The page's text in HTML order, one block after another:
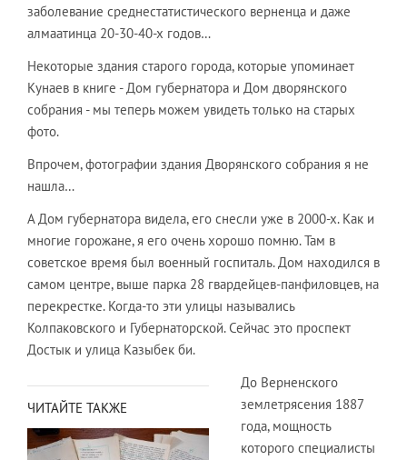
заболевание среднестатистического верненца и даже
алмаатинца 20-30-40-х годов…
Некоторые здания старого города, которые упоминает
Кунаев в книге - Дом губернатора и Дом дворянского
собрания - мы теперь можем увидеть только на старых
фото.
Впрочем, фотографии здания Дворянского собрания я не
нашла…
А Дом губернатора видела, его снесли уже в 2000-х. Как и
многие горожане, я его очень хорошо помню. Там в
советское время был военный госпиталь. Дом находился в
самом центре, выше парка 28 гвардейцев-панфиловцев, на
перекрестке. Когда-то эти улицы назывались
Колпаковского и Губернаторской. Сейчас это проспект
Достык и улица Казыбек би.
ЧИТАЙТЕ ТАКЖЕ
До Верненского
землетрясения 1887
года, мощность
которого специалисты